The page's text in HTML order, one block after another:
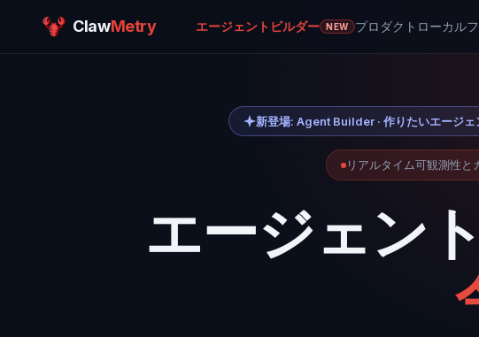
ClawMetry エージェントビルダー NEW プロダクト ローカル
新登場: Agent Builder · 作りたいエージ
リアルタイム可観測性と
エージェン